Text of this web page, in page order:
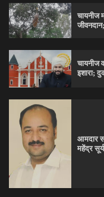
चायनीज
चायनीज
इशारा;
आमदार
महेंद्र